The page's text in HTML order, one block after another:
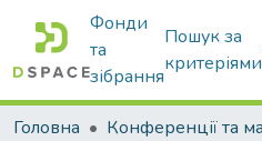
Фонди
та
зібрання
Пошук за
критеріями
Головна